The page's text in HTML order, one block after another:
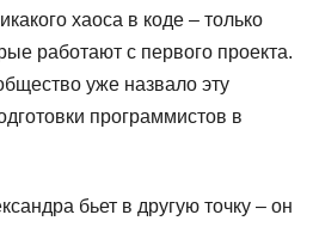
хаоса в коде – только
работают с первого проекта.
уже назвало эту
программистов в
бьет в другую точку – он